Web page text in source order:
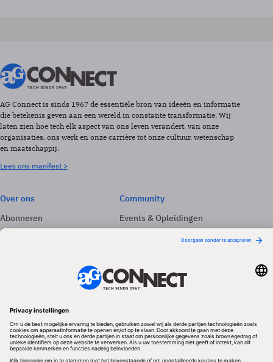
AG Connect is sinds 1967 de essentiële bron van ideeën en informatie
die betekenis geven aan een wereld in constante transformatie. Wij
laten zien hoe tech elk aspect van ons leven verandert, van onze
organisaties, ons werk en onze carrière tot onze cultuur, wetenschap
en maatschappij.
Lees ons manifest >
Over ons
Abonneren
Adverteren
Community
Events & Opleidingen
Nieuwsbrieven
Volg ons